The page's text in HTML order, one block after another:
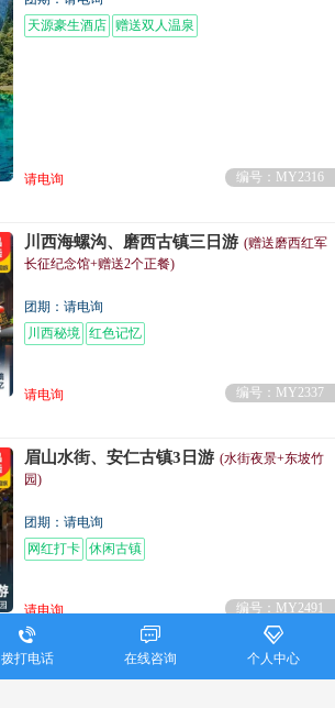
天源豪生酒店 赠送双人温泉
请电询
编号：MY2316
川西海螺沟、磨西古镇三日游 (赠送磨西红军
长征纪念馆+赠送2个正餐)
团期：请电询
川西秘境 红色记忆
请电询
编号：MY2337
眉山水街、安仁古镇3日游 (水街夜景+东坡竹
园)
团期：请电询
网红打卡 休闲古镇
请电询
编号：MY2491

拨打电话

在线咨询

个人中心